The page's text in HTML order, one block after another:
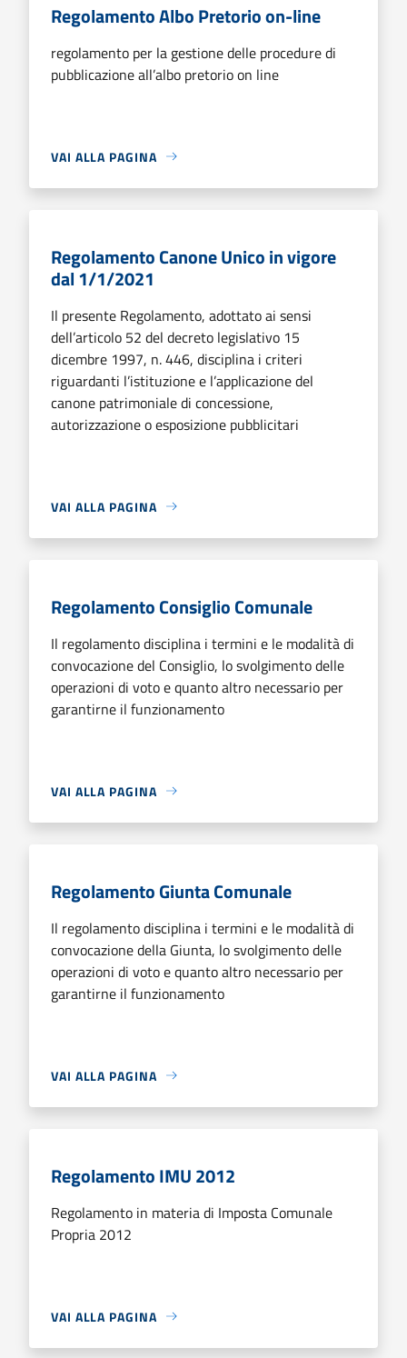
Regolamento Albo Pretorio on-line
regolamento per la gestione delle procedure di
pubblicazione all’albo pretorio on line
VAI ALLA PAGINA
Regolamento Canone Unico in vigore
dal 1/1/2021
Il presente Regolamento, adottato ai sensi
dell’articolo 52 del decreto legislativo 15
dicembre 1997, n. 446, disciplina i criteri
riguardanti l’istituzione e l’applicazione del
canone patrimoniale di concessione,
autorizzazione o esposizione pubblicitari
VAI ALLA PAGINA
Regolamento Consiglio Comunale
Il regolamento disciplina i termini e le modalità di
convocazione del Consiglio, lo svolgimento delle
operazioni di voto e quanto altro necessario per
garantirne il funzionamento
VAI ALLA PAGINA
Regolamento Giunta Comunale
Il regolamento disciplina i termini e le modalità di
convocazione della Giunta, lo svolgimento delle
operazioni di voto e quanto altro necessario per
garantirne il funzionamento
VAI ALLA PAGINA
Regolamento IMU 2012
Regolamento in materia di Imposta Comunale
Propria 2012
VAI ALLA PAGINA